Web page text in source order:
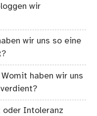
wir
wir uns so eine
haben wir uns
oder Intoleranz